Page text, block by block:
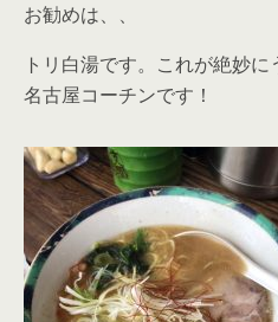
お勧めは、、
トリ白湯です。これが絶妙に
名古屋コーチンです！